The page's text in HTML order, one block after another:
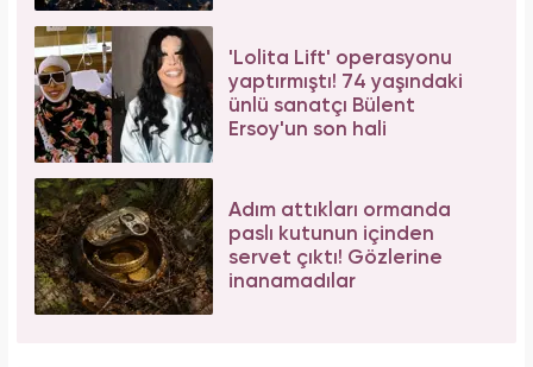
'Lolita Lift' operasyonu
yaptırmıştı! 74 yaşındaki
ünlü sanatçı Bülent
Ersoy'un son hali
Adım attıkları ormanda
paslı kutunun içinden
servet çıktı! Gözlerine
inanamadılar